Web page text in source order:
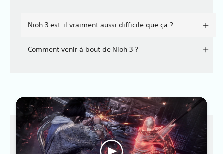
Nioh 3 est-il vraiment aussi difficile que ça ?
Comment venir à bout de Nioh 3 ?